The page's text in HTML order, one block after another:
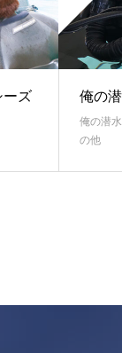
ズ
俺の
俺の潜
の他